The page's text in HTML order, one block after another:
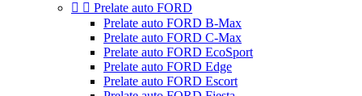
  Prelate auto FORD
Prelate auto FORD B-Max
Prelate auto FORD C-Max
Prelate auto FORD EcoSport
Prelate auto FORD Edge
Prelate auto FORD Escort